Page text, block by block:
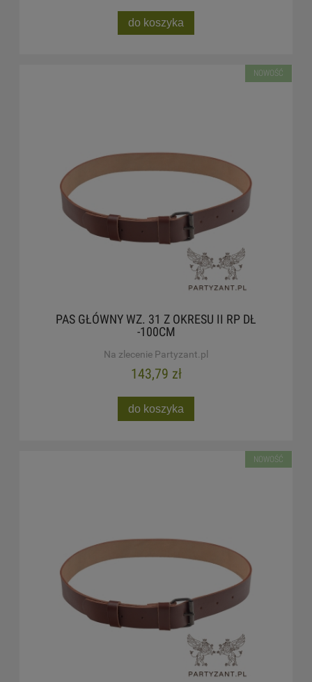
do koszyka
PAS GŁÓWNY WZ. 31 Z OKRESU II RP DŁ
-100CM
Na zlecenie Partyzant.pl
143,79 zł
do koszyka
NOWOŚĆ
NOWOŚĆ